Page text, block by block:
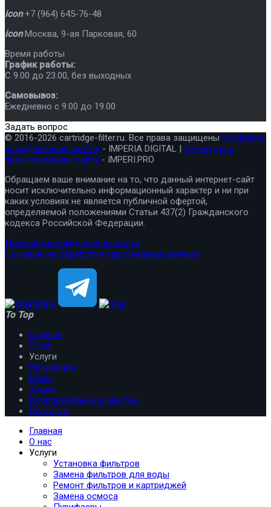
icon +7 (964) 645-76-48
icon Москва, 9-ая Парковая, 60
Время работы
График работы:
C 9.00 до 23.00, без выходных
Самовывоз:
Ежедневно с 9.00 до 19.00
Задать вопрос
© 2016-2026 cartridge-filter.ru. Все права защищены Создание
и продвижение сайтов - IMPERIA DIGITAL | Структура и
проектирование сайта - IMPERI.PRO
Обращаем ваше внимание на то, что данный интернет-сайт
носит исключительно информационный характер и ни при
каких условиях не является публичной офертой,
определяемой положениями Статьи 437(2) Гражданского
кодекса Российской Федерации.
Политика конфиденциальности
Согласие на обработку персональных данных
To Top
Главная
О нас
Услуги
Продукция
Цены
Акции
Корпоративным клиентам
Контакты
Главная
О нас
Услуги
Установка фильтров
Замена фильтров для воды
Ремонт фильтров и картриджей
Замена осмоса